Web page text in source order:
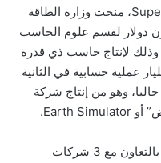
الحاسب فائقة السرعة Super Computers، منحت وزارة الطاقة
الماضي عقدا مقداره 25 مليون دولار لقسم علوم الحاسب
وذلك لإنتاج حاسب ذي قدرة
يستطيع إجراء 50 ألف مليار عملية حسابية في الثانية
وهو من إنتاج شركة
وسيستغرق هذا المشروع -الذي سيتم بالتعاون مع 3 شركات